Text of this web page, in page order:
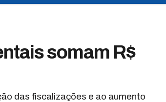
somam R$
das fiscalizações e ao aumento